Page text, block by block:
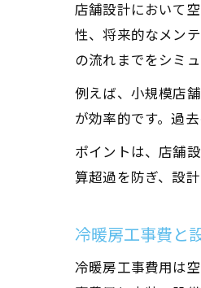
店舗設計において
性、将来的なメン
の流れまでをシミ
例えば、小規模店
が効率的です。過
ポイントは、店舗
算超過を防ぎ、設
冷暖房工事費と
冷暖房工事費用は